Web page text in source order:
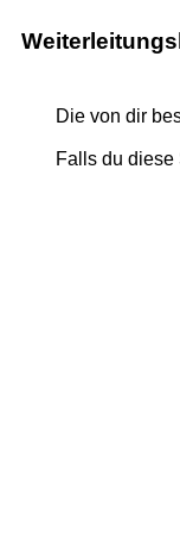
Die von dir
Falls du